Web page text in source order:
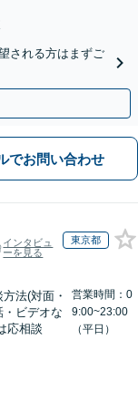
される方はまずご
でお問い合わせ
インタビュ
ーを見る
東京都
法(対面・
・ビデオな
応相談
営業時間：0
9:00~23:00
（平日）